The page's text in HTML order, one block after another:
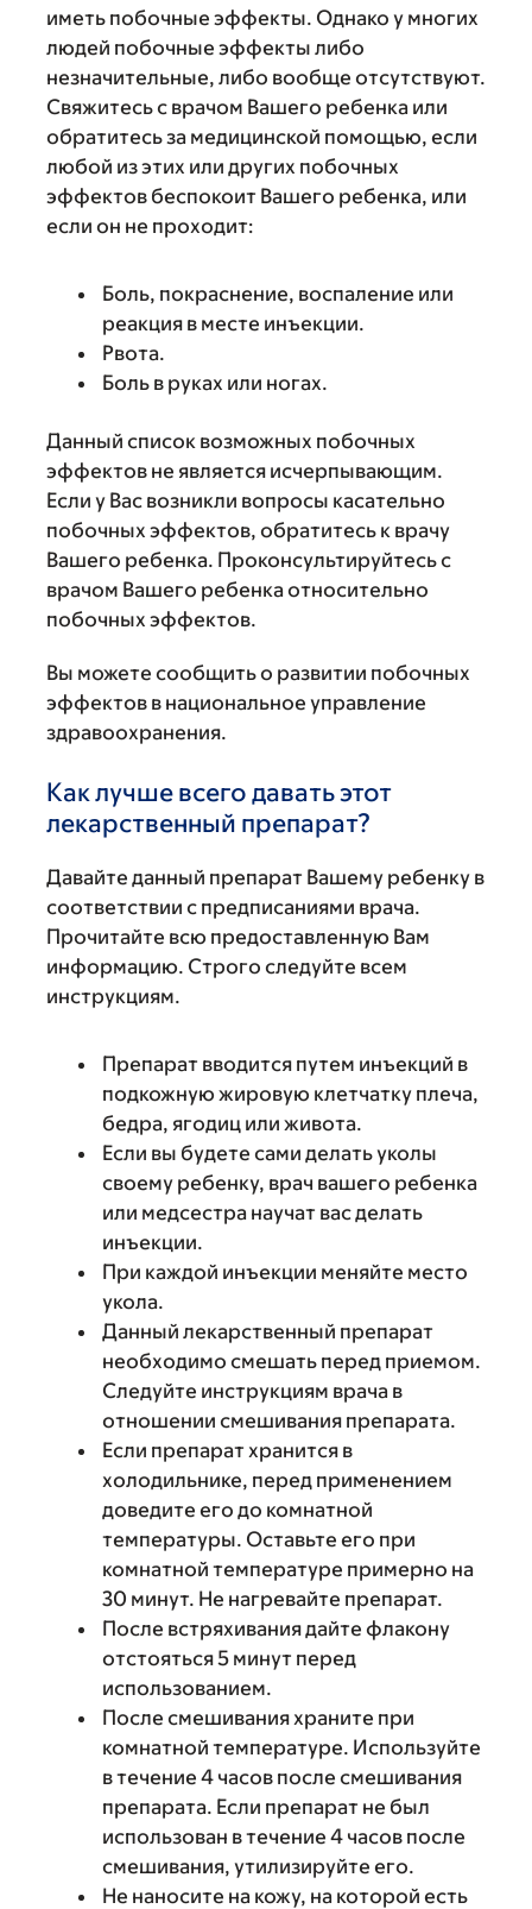
иметь побочные эффекты. Однако у многих
людей побочные эффекты либо
незначительные, либо вообще отсутствуют.
Свяжитесь с врачом Вашего ребенка или
обратитесь за медицинской помощью, если
любой из этих или других побочных
эффектов беспокоит Вашего ребенка, или
если он не проходит:
Боль, покраснение, воспаление или
реакция в месте инъекции.
Рвота.
Боль в руках или ногах.
Данный список возможных побочных
эффектов не является исчерпывающим.
Если у Вас возникли вопросы касательно
побочных эффектов, обратитесь к врачу
Вашего ребенка. Проконсультируйтесь с
врачом Вашего ребенка относительно
побочных эффектов.
Вы можете сообщить о развитии побочных
эффектов в национальное управление
здравоохранения.
Как лучше всего давать этот
лекарственный препарат?
Давайте данный препарат Вашему ребенку в
соответствии с предписаниями врача.
Прочитайте всю предоставленную Вам
информацию. Строго следуйте всем
инструкциям.
Препарат вводится путем инъекций в
подкожную жировую клетчатку плеча,
бедра, ягодиц или живота.
Если вы будете сами делать уколы
своему ребенку, врач вашего ребенка
или медсестра научат вас делать
инъекции.
При каждой инъекции меняйте место
укола.
Данный лекарственный препарат
необходимо смешать перед приемом.
Следуйте инструкциям врача в
отношении смешивания препарата.
Если препарат хранится в
холодильнике, перед применением
доведите его до комнатной
температуры. Оставьте его при
комнатной температуре примерно на
30 минут. Не нагревайте препарат.
После встряхивания дайте флакону
отстояться 5 минут перед
использованием.
После смешивания храните при
комнатной температуре. Используйте
в течение 4 часов после смешивания
препарата. Если препарат не был
использован в течение 4 часов после
смешивания, утилизируйте его.
Не наносите на кожу, на которой есть